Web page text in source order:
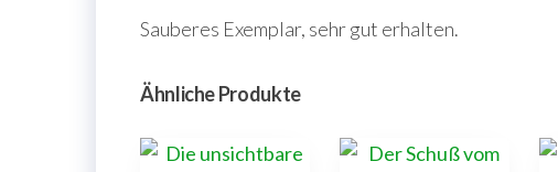
Sauberes Exemplar, sehr gut erhalten.
Ähnliche Produkte